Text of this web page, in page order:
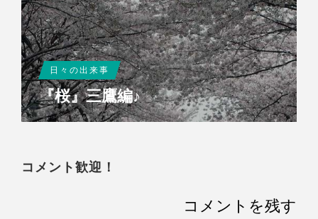
日々の出来事
『桜』三鷹編♪
コメント歓迎！
コメントを残す